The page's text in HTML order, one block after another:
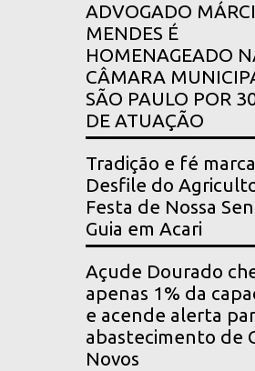
ADVOGADO
MENDES É
HOMENAGEADO
CÂMARA
SÃO PAULO POR
DE ATUAÇÃO
Tradição e fé
Desfile do
Festa de Nossa
Guia em Acari
Açude Dourado
apenas 1% da
e acende alerta
abastecimento de
Novos